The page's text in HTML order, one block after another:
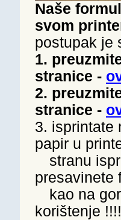
Naše
svom
postupak je
1.
stranice -
2.
stranice -
3. isprintate
papir u
stranu
presavinete
kao na
korištenje